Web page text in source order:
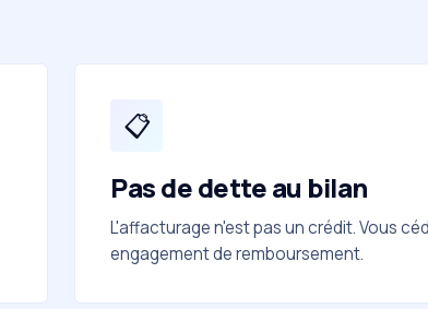
📋
Pas de dette au bilan
L'affacturage n'est pas un crédit. Vous
engagement de remboursement.